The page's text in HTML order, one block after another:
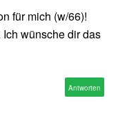
für mich (w/66)!
wünsche dir das
Antworten